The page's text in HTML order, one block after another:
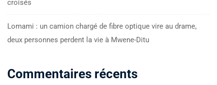
croisés
Lomami : un camion chargé de fibre optique vire au drame,
deux personnes perdent la vie à Mwene-Ditu
Commentaires récents